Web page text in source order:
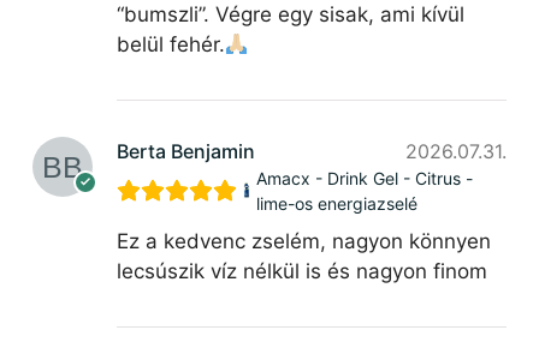
“bumszli”. Végre egy sisak, ami kívül
belül fehér.
Berta Benjamin 2026.07.31.
Amacx - Drink Gel - Citrus -
lime-os energiazselé
Ez a kedvenc zselém, nagyon könnyen
lecsúszik víz nélkül is és nagyon finom